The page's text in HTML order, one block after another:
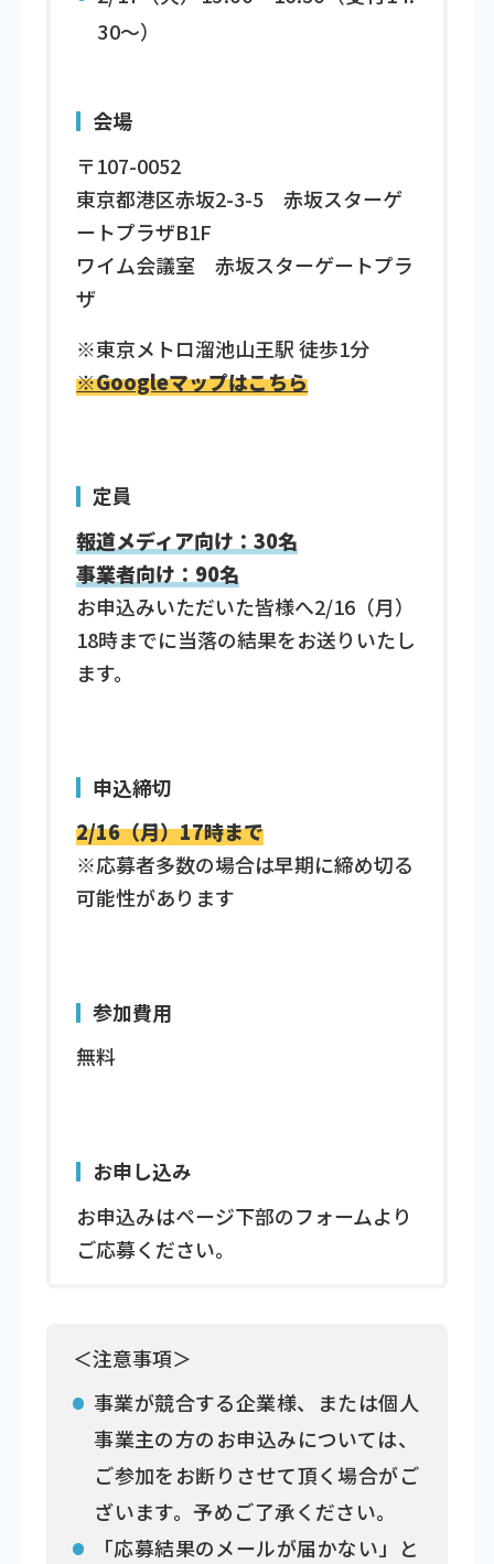
30～）
会場
〒107-0052
東京都港区赤坂2-3-5 赤坂スターゲ
ートプラザB1F
ワイム会議室 赤坂スターゲートプラ
ザ
※東京メトロ溜池山王駅 徒歩1分
※Googleマップはこちら
定員
報道メディア向け：30名
事業者向け：90名
お申込みいただいた皆様へ2/16（月）
18時までに当落の結果をお送りいたし
ます。
申込締切
2/16（月）17時まで
※応募者多数の場合は早期に締め切る
可能性があります
参加費用
無料
お申し込み
お申込みはページ下部のフォームより
ご応募ください。
＜注意事項＞
事業が競合する企業様、または個人
事業主の方のお申込みについては、
ご参加をお断りさせて頂く場合がご
ざいます。予めご了承ください。
「応募結果のメールが届かない」と